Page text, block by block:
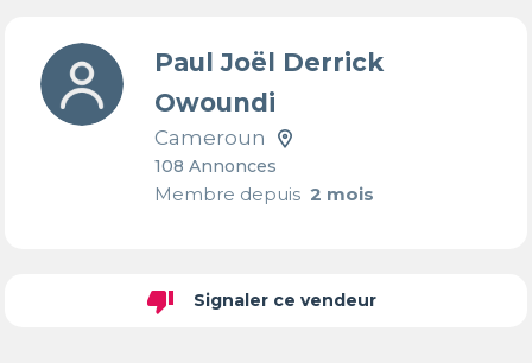
Paul Joël Derrick
Owoundi
Cameroun
108 Annonces
Membre depuis2 mois
thumb_down Signaler ce vendeur